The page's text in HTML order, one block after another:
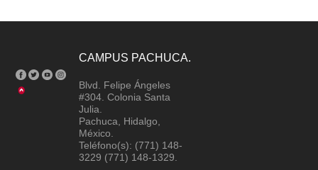
CAMPUS PACHUCA.
Blvd. Felipe Ángeles
#304. Colonia Santa
Julia.
Pachuca, Hidalgo,
México.
Teléfono(s): (771) 148-
3229 (771) 148-1329.